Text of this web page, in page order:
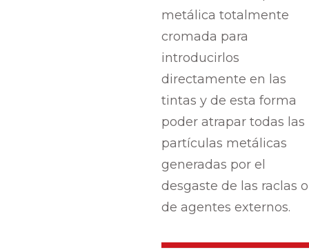
metálica totalmente
cromada para
introducirlos
directamente en las
tintas y de esta forma
poder atrapar todas las
partículas metálicas
generadas por el
desgaste de las raclas o
de agentes externos.